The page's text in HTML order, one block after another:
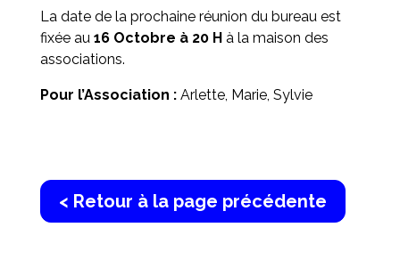
La date de la prochaine réunion du bureau est
fixée au 16 Octobre à 20 Hà la maison des
associations.
Pour l’Association : Arlette, Marie, Sylvie
< Retour à la page précédente